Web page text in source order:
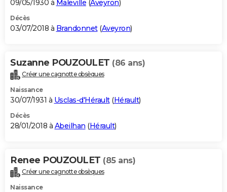
09/05/1930 à Maleville (Aveyron)
Décès
03/07/2018 à Brandonnet(Aveyron)
Suzanne POUZOULET (86 ans)
Créer une cagnotte obsèques
Naissance
30/07/1931 à Usclas-d'Hérault(Hérault)
Décès
28/01/2018 à Abeilhan (Hérault)
Renee POUZOULET (85 ans)
Créer une cagnotte obsèques
Naissance